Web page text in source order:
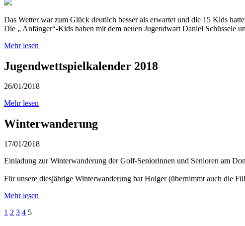
Das Wetter war zum Glück deutlich besser als erwartet und die 15 Kids
Die „ Anfänger“-Kids haben mit dem neuen Jugendwart Daniel Schüssele
Mehr lesen
Jugendwettspielkalender 2018
26/01/2018
Mehr lesen
Winterwanderung
17/01/2018
Einladung zur Winterwanderung der Golf-Seniorinnen und Senioren am
Für unsere diesjährige Winterwanderung hat Holger (übernimmt auch die
Mehr lesen
1 2 3 4 5